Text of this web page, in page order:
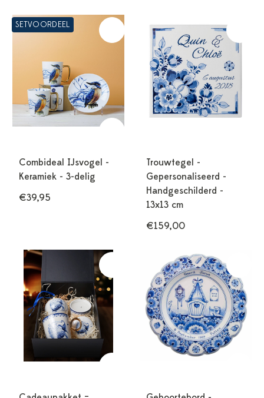
SETVOORDEEL
Combideal IJsvogel -
Keramiek - 3-delig
€39,95
Trouwtegel -
Gepersonaliseerd -
Handgeschilderd -
13x13 cm
€159,00